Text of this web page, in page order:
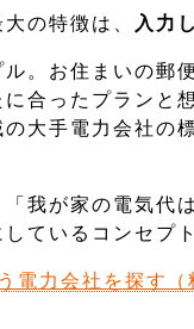
の特徴は、 入力
。お住まいの郵
合ったプランと
大手電力会社の
我が家の電気代
ているコンセプト
電力会社を探す（